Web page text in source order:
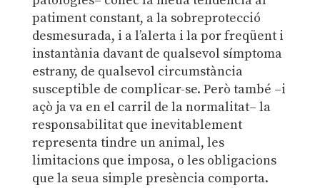
patiment constant, a la sobreprotecció
desmesurada, i a l’alerta i la por freqüent i
instantània davant de qualsevol símptoma
estrany, de qualsevol circumstància
susceptible de complicar-se. Però també –i
açò ja va en el carril de la normalitat– la
responsabilitat que inevitablement
representa tindre un animal, les
limitacions que imposa, o les obligacions
que la seua simple presència comporta.